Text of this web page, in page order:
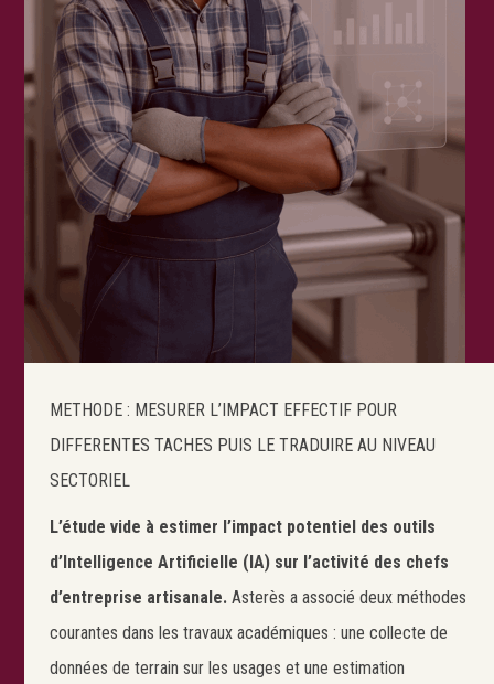
METHODE : MESURER L’IMPACT EFFECTIF POUR
DIFFERENTES TACHES PUIS LE TRADUIRE AU NIVEAU
SECTORIEL
L’étude vide à estimer l’impact potentiel des outils
d’Intelligence Artificielle (IA) sur l’activité des chefs
d’entreprise artisanale.Asterès a associé deux méthodes
courantes dans les travaux académiques : une collecte de
données de terrain sur les usages et une estimation